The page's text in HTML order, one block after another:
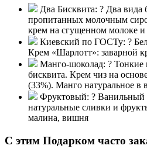
Два Бисквита: ? Два вида
пропитанных молочным
крем на сгущенном молоке и
Киевский по ГОСТу: ?
Крем «Шарлотт»: заварной
Манго-шоколад: ? Тонкие
бисквита. Крем чиз на
(33%). Манго натуральное в
Фруктовый: ? Ванильный
натуральные сливки и
малина, вишня
C этим Подарком часто